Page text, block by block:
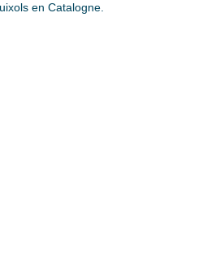
en Catalogne.